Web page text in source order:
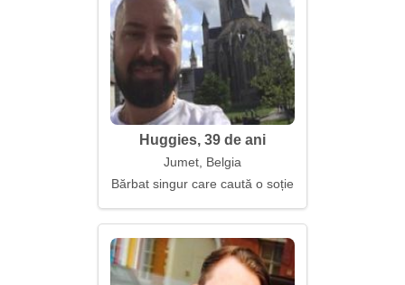
Huggies, 39 de ani
Jumet, Belgia
Bărbat singur care caută o soție